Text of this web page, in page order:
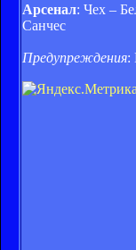
Арсенал: Чех –
Санчес
Предупреждения: